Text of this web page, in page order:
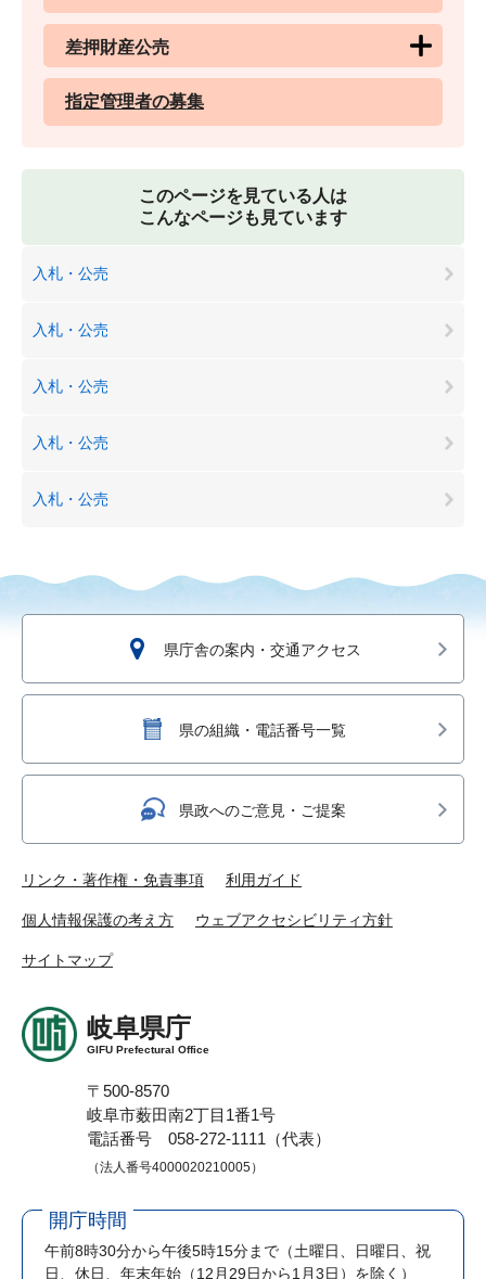
差押財産公売
指定管理者の募集
このページを見ている人は
こんなページも見ています
入札・公売
入札・公売
入札・公売
入札・公売
入札・公売
県庁舎の案内・交通アクセス
県の組織・電話番号一覧
県政へのご意見・ご提案
リンク・著作権・免責事項 利用ガイド
個人情報保護の考え方 ウェブアクセシビリティ方針
サイトマップ
岐阜県庁
GIFU Prefectural Office
〒500-8570
岐阜市薮田南2丁目1番1号
電話番号 058-272-1111（代表）
（法人番号4000020210005）
開庁時間
午前8時30分から午後5時15分まで （土曜日、日曜日、祝
日、休日、年末年始（12月29日から1月3日）を除く）